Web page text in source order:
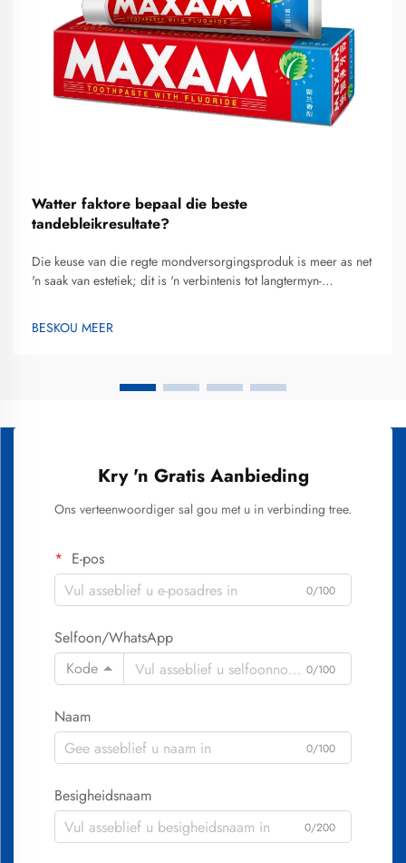
Watter faktore bepaal die beste
tandebleikresultate?
Die keuse van die regte mondversorgingsproduk is meer as net
'n saak van estetiek; dit is 'n verbintenis tot langtermyn-
glimlag met die soek na die beste tandebleik-tandpasta wat 'n
balans bied tussen effektiewe bleiking en tandbeskerming...
BESKOU MEER
Kry 'n Gratis Aanbieding
Ons verteenwoordiger sal gou met u in verbinding tree.
E-pos
0/100
Selfoon/WhatsApp
Kode
0/100
Naam
0/100
Besigheidsnaam
0/200